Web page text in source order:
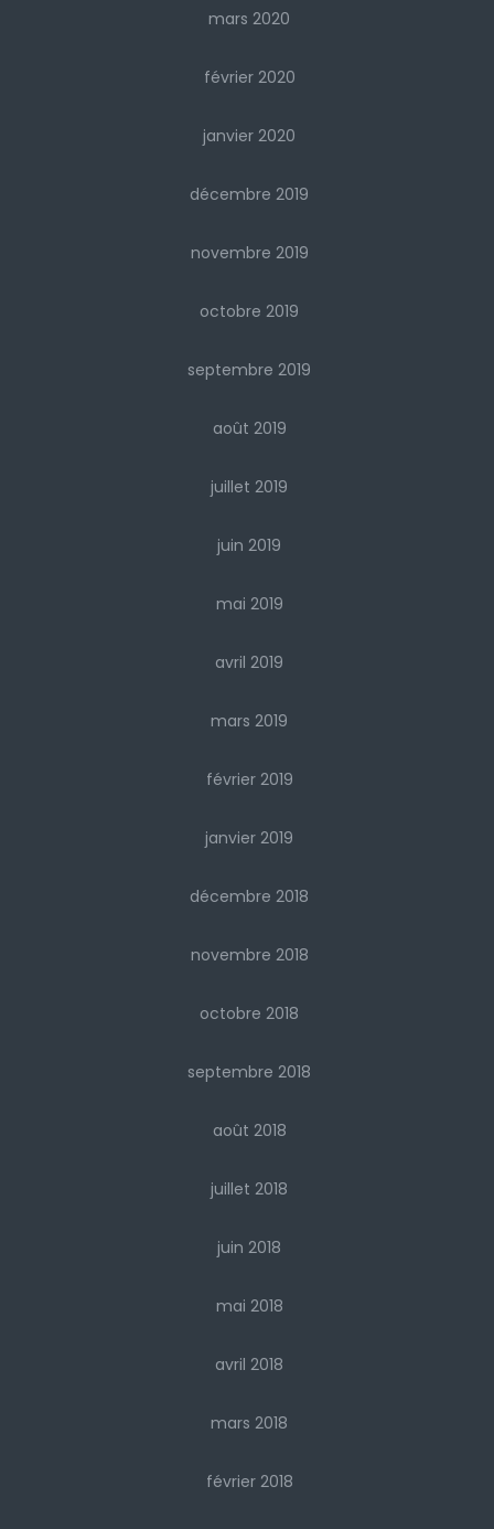
mars 2020
février 2020
janvier 2020
décembre 2019
novembre 2019
octobre 2019
septembre 2019
août 2019
juillet 2019
juin 2019
mai 2019
avril 2019
mars 2019
février 2019
janvier 2019
décembre 2018
novembre 2018
octobre 2018
septembre 2018
août 2018
juillet 2018
juin 2018
mai 2018
avril 2018
mars 2018
février 2018